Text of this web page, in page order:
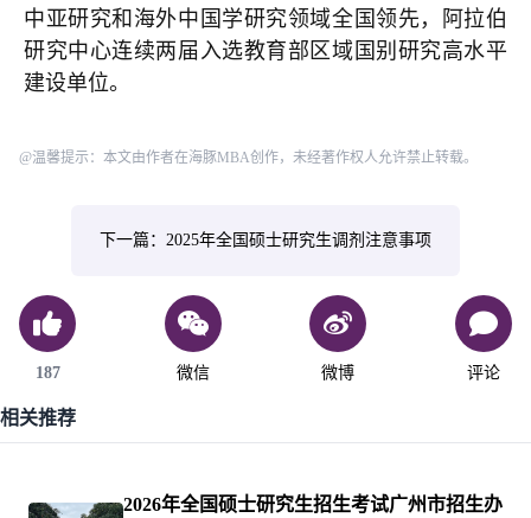
中亚研究和海外中国学研究领域全国领先，阿拉伯
研究中心连续两届入选教育部区域国别研究高水平
建设单位。
@温馨提示：本文由作者在海豚MBA创作，未经著作权人允许禁止转载。
下一篇：2025年全国硕士研究生调剂注意事项
187 微信 微博 评论
相关推荐
2026年全国硕士研究生招生考试广州市招生办